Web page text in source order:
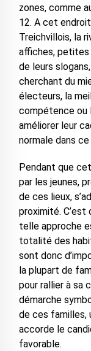
zones, comme
12. A cet
Treichvillois, la
affiches, petites
de leurs
cherchant du
électeurs, la
compétence ou
améliorer leur
normale dans
Pendant que
par les jeunes,
de ces lieux,
proximité. C’est
telle approche
totalité des
sont donc
la plupart de
pour rallier à sa
démarche
de ces familles,
accorde le
favorable.